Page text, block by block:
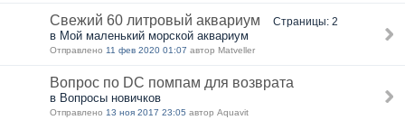
Свежий 60 литровый аквариум Страницы: 2
в Мой маленький морской аквариум
Отправлено 11 фев 2020 01:07 автор Matveller
Вопрос по DC помпам для возврата
в Вопросы новичков
Отправлено 13 ноя 2017 23:05 автор Aquavit